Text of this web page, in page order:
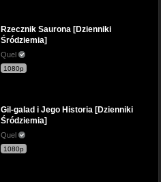
Rzecznik Saurona [Dzienniki
Śródziemia]
Quel
1080p
Gil-galad i Jego Historia [Dzienniki
Śródziemia]
Quel
1080p